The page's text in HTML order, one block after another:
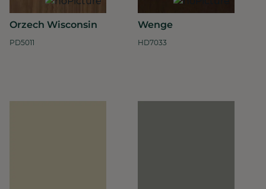
Orzech Wisconsin
PD5011
Wenge
HD7033